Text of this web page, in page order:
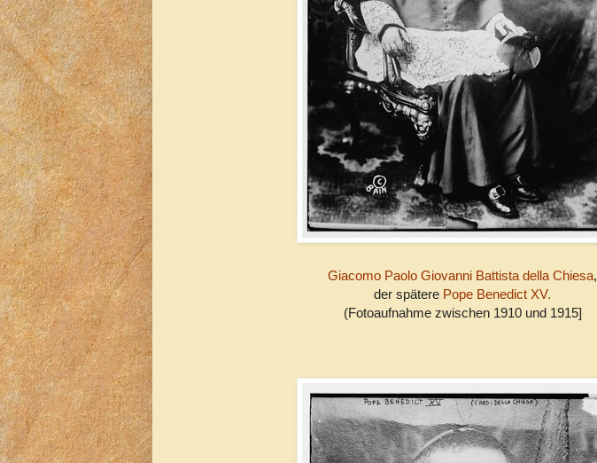
Giacomo Paolo Giovanni Battista della Chiesa,
der spätere Pope Benedict XV.
(Fotoaufnahme zwischen 1910 und 1915]